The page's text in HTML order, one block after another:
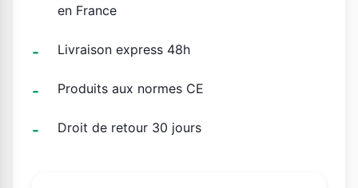
en France
Livraison express 48h
Produits aux normes CE
Droit de retour 30 jours